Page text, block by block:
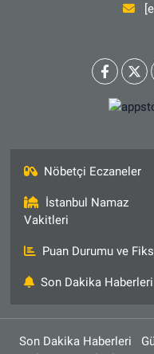
Nöbetçi Eczaneler
İstanbul Namaz
Vakitleri
Puan Durumu ve
Son Dakika Haberleri
Son Dakika Haberleri